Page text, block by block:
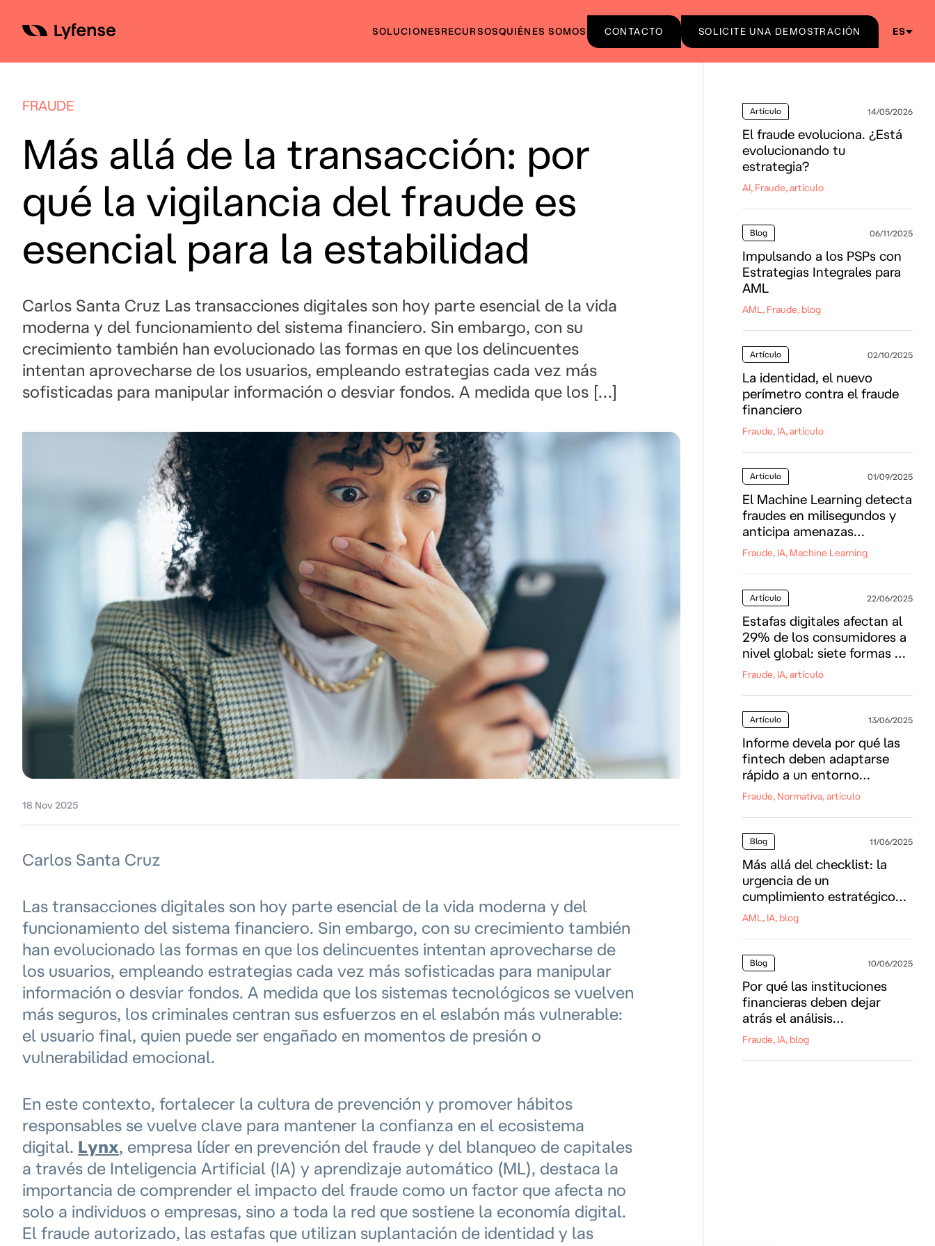
content
SOLUCIONESRECURSOSQUIÉNES SOMOS CONTACTO SOLICITE UNA DEMOSTRACIÓN ES
FRAUDE
Más allá de la transacción: por
qué la vigilancia del fraude es
esencial para la estabilidad
Carlos Santa Cruz Las transacciones digitales son hoy parte esencial de la vida
moderna y del funcionamiento del sistema financiero. Sin embargo, con su
crecimiento también han evolucionado las formas en que los delincuentes
intentan aprovecharse de los usuarios, empleando estrategias cada vez más
sofisticadas para manipular información o desviar fondos. A medida que los […]
18 Nov 2025
Carlos Santa Cruz
Las transacciones digitales son hoy parte esencial de la vida moderna y del
funcionamiento del sistema financiero. Sin embargo, con su crecimiento también
han evolucionado las formas en que los delincuentes intentan aprovecharse de
los usuarios, empleando estrategias cada vez más sofisticadas para manipular
información o desviar fondos. A medida que los sistemas tecnológicos se vuelven
más seguros, los criminales centran sus esfuerzos en el eslabón más vulnerable:
el usuario final, quien puede ser engañado en momentos de presión o
vulnerabilidad emocional.
En este contexto, fortalecer la cultura de prevención y promover hábitos
responsables se vuelve clave para mantener la confianza en el ecosistema
digital. Lynx, empresa líder en prevención del fraude y del blanqueo de capitales
a través de Inteligencia Artificial (IA) y aprendizaje automático (ML), destaca la
importancia de comprender el impacto del fraude como un factor que afecta no
solo a individuos o empresas, sino a toda la red que sostiene la economía digital.
El fraude autorizado, las estafas que utilizan suplantación de identidad y las
Artículo 14/05/2026
El fraude evoluciona. ¿Está
evolucionando tu
estrategia?
AI, Fraude, artículo
Blog 06/11/2025
Impulsando a los PSPs con
Estrategias Integrales para
AML
AML, Fraude, blog
Artículo 02/10/2025
La identidad, el nuevo
perímetro contra el fraude
financiero
Fraude, IA, artículo
Artículo 01/09/2025
El Machine Learning detecta
fraudes en milisegundos y
anticipa amenazas
emergentes
Fraude, IA, Machine Learning
Artículo 22/06/2025
Estafas digitales afectan al
29% de los consumidores a
nivel global: siete formas de
protegerse
Fraude, IA, artículo
Artículo 13/06/2025
Informe devela por qué las
fintech deben adaptarse
rápido a un entorno
geopolítico cambiante
Fraude, Normativa, artículo
Blog 11/06/2025
Más allá del checklist: la
urgencia de un
cumplimiento estratégico
contra el crimen financiero
AML, IA, blog
Blog 10/06/2025
Por qué las instituciones
financieras deben dejar
atrás el análisis
retrospectivo del fraude
Fraude, IA, blog